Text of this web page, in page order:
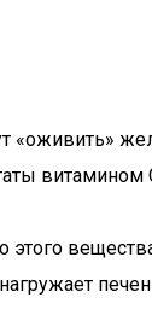
«оживить»
витамином
этого